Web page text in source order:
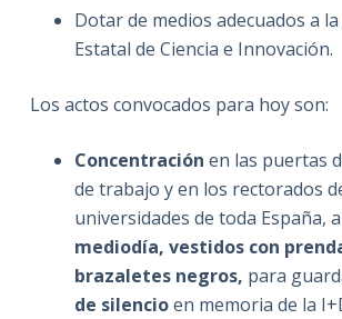
Dotar de medios adecuados a
Estatal de Ciencia e Innovación.
Los actos convocados para hoy son:
Concentración en las puertas
de trabajo y en los rectorados
universidades de toda España,
mediodía, vestidos con
brazaletes negros, para
de silencioen memoria de la